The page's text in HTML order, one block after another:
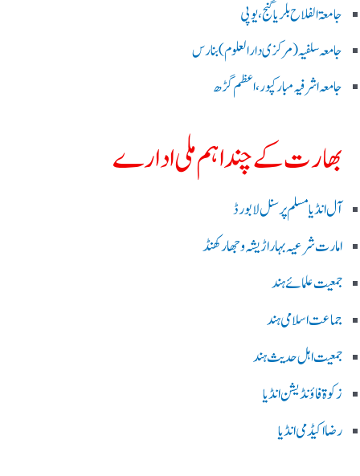
جامعۃ الفلاح بلریاگنج،یوپی
جامعہ سلفیہ(مرکزی دارالعلوم )بنارس
جامعہ اشرفیہ مبارکپور،اعظم گڑھ
بھارت کے چند اہم ملی ادارے
آل انڈیا مسلم پرسنل لا بورڈ
امارت شرعیہ بہار اڑیشہ و جھارکھنڈ
جمعیت علمائے ہند
جماعت اسلامی ہند
جمعیت اہل حدیث ہند
زکوۃ فاؤنڈیشن انڈیا
رضا اکیڈمی انڈیا